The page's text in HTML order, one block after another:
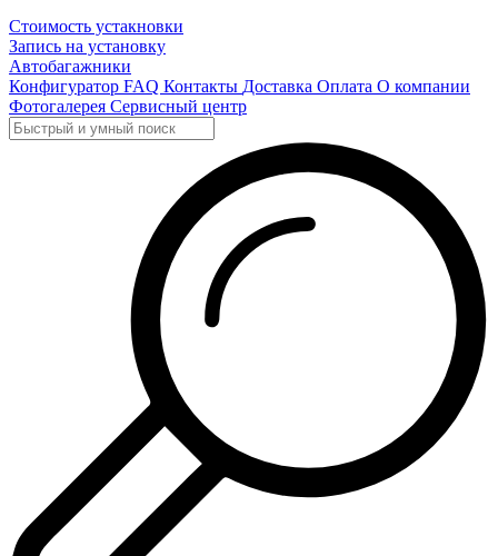
Стоимость устакновки
Запись на установку
Автобагажники
Конфигуратор FAQ Контакты Доставка Оплата О компании
Фотогалерея Сервисный центр